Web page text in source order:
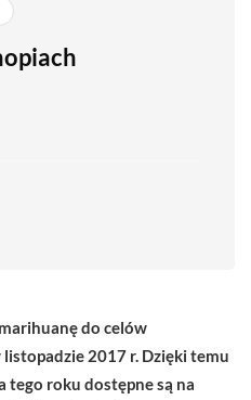
do celów
listopadzie 2017 r. Dzięki temu
tego roku dostępne są na